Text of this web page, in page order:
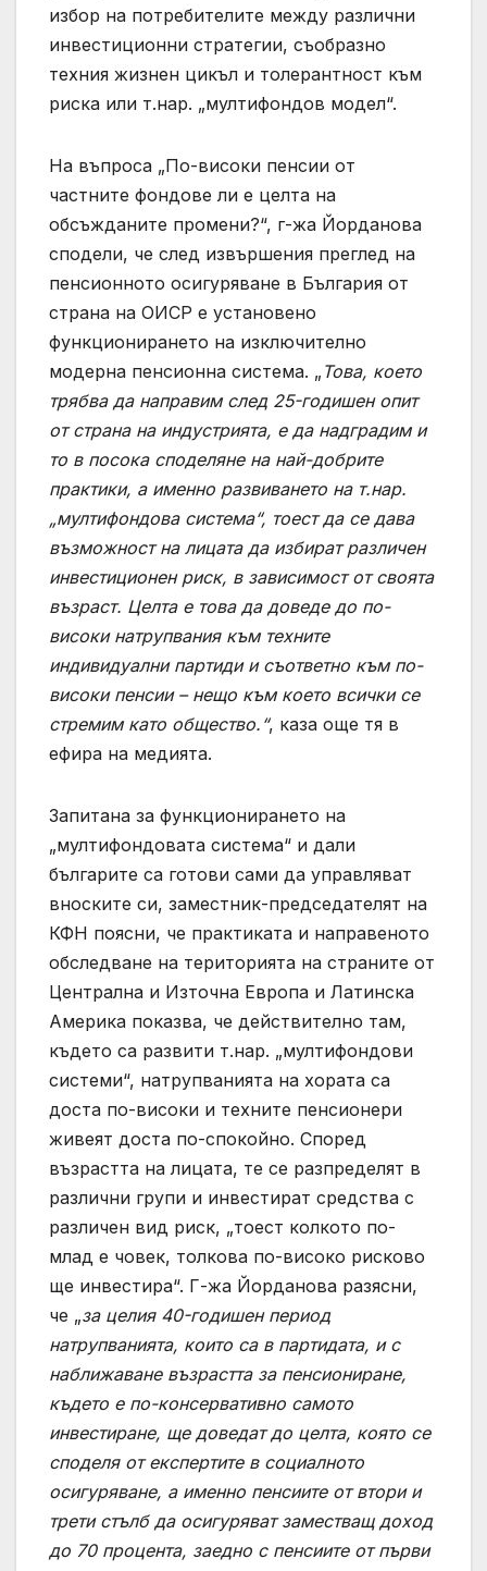
избор на потребителите между различни
инвестиционни стратегии, съобразно
техния жизнен цикъл и толерантност към
риска или т.нар. „мултифондов модел“.
На въпроса „По-високи пенсии от
частните фондове ли е целта на
обсъжданите промени?“, г-жа Йорданова
сподели, че след извършения преглед на
пенсионното осигуряване в България от
страна на ОИСР е установено
функционирането на изключително
модерна пенсионна система. „ Това, което
трябва да направим след 25-годишен опит
от страна на индустрията, е да надградим и
то в посока споделяне на най-добрите
практики, а именно развиването на т.нар.
„мултифондова система“, тоест да се дава
възможност на лицата да избират различен
инвестиционен риск, в зависимост от своята
възраст. Целта е това да доведе до по-
високи натрупвания към техните
индивидуални партиди и съответно към по-
високи пенсии – нещо към което всички се
стремим като общество.“, каза още тя в
ефира на медията.
Запитана за функционирането на
„мултифондовата система“ и дали
българите са готови сами да управляват
вноските си, заместник-председателят на
КФН поясни, че практиката и направеното
обследване на територията на страните от
Централна и Източна Европа и Латинска
Америка показва, че действително там,
където са развити т.нар. „мултифондови
системи“, натрупванията на хората са
доста по-високи и техните пенсионери
живеят доста по-спокойно. Според
възрастта на лицата, те се разпределят в
различни групи и инвестират средства с
различен вид риск, „тоест колкото по-
млад е човек, толкова по-високо рисково
ще инвестира“. Г-жа Йорданова разясни,
че „за целия 40-годишен период
натрупванията, които са в партидата, и с
наближаване възрастта за пенсиониране,
където е по-консервативно самото
инвестиране, ще доведат до целта, която се
споделя от експертите в социалното
осигуряване, а именно пенсиите от втори и
трети стълб да осигуряват заместващ доход
до 70 процента, заедно с пенсиите от първи